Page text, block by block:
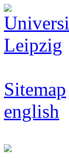
Sitemap
english